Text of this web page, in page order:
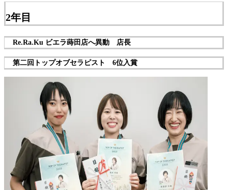
2年目
Re.Ra.Ku ビエラ蒔田店へ異動 店長
第二回トップオブセラピスト 6位入賞